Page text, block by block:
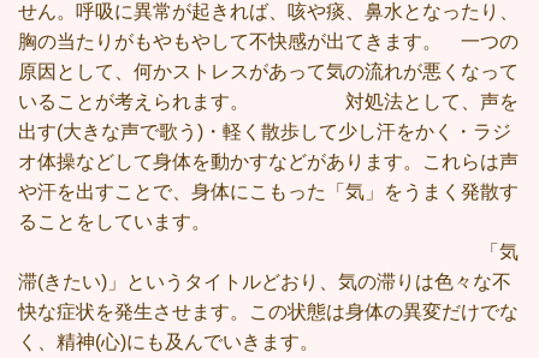
せん。呼吸に異常が起きれば、咳や痰、鼻水となったり、
胸の当たりがもやもやして不快感が出てきます。 一つの
原因として、何かストレスがあって気の流れが悪くなって
いることが考えられます。 対処法として、声を
出す(大きな声で歌う)・軽く散歩して少し汗をかく・ラジ
オ体操などして身体を動かすなどがあります。これらは声
や汗を出すことで、身体にこもった「気」をうまく発散す
ることをしています。
「気
滞(きたい)」というタイトルどおり、気の滞りは色々な不
快な症状を発生させます。この状態は身体の異変だけでな
く、精神(心)にも及んでいきます。